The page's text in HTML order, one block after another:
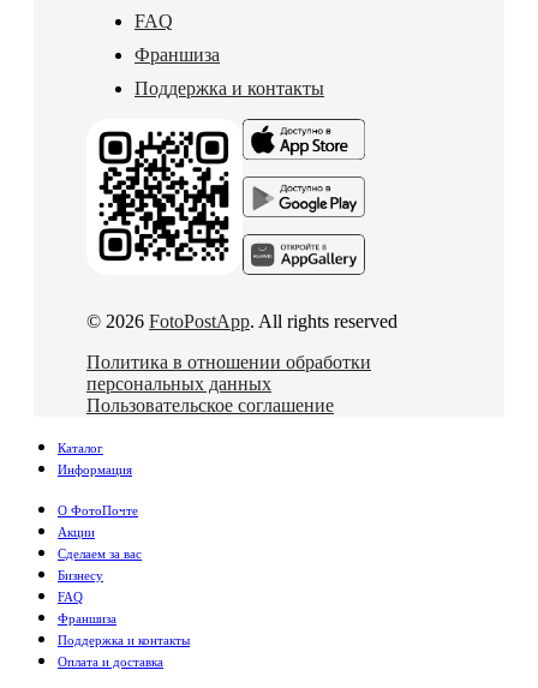
FAQ
Франшиза
Поддержка и контакты
© 2026 FotoPostApp. All rights reserved
Политика в отношении обработки
персональных данных
Пользовательское соглашение
Каталог
Информация
О ФотоПочте
Акции
Сделаем за вас
Бизнесу
FAQ
Франшиза
Поддержка и контакты
Оплата и доставка